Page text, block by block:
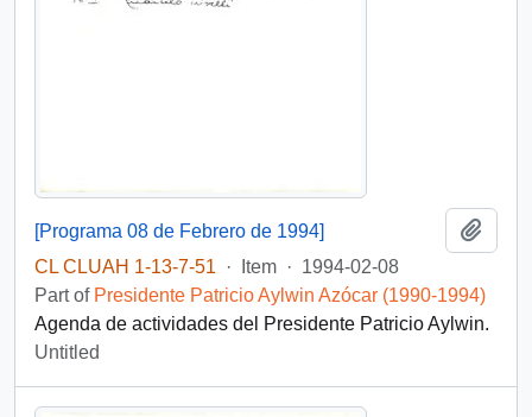
[Programa 08 de Febrero de 1994]
CL CLUAH 1-13-7-51
· Item · 1994-02-08
Part of Presidente Patricio Aylwin Azócar (1990-1994)
Agenda de actividades del Presidente Patricio Aylwin.
Untitled